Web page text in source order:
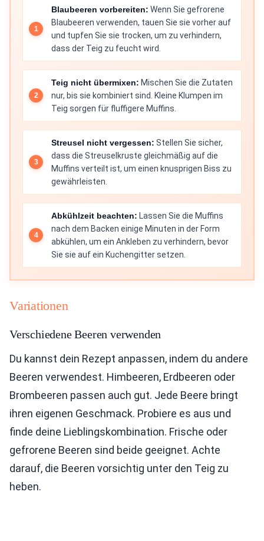
Blaubeeren vorbereiten: Wenn Sie gefrorene
Blaubeeren verwenden, tauen Sie sie vorher auf
und tupfen Sie sie trocken, um zu verhindern,
dass der Teig zu feucht wird.
Teig nicht übermixen: Mischen Sie die Zutaten
nur, bis sie kombiniert sind. Kleine Klumpen im
Teig sorgen für fluffigere Muffins.
Streusel nicht vergessen: Stellen Sie sicher,
dass die Streuselkruste gleichmäßig auf die
Muffins verteilt ist, um einen knusprigen Biss zu
gewährleisten.
Abkühlzeit beachten: Lassen Sie die Muffins
nach dem Backen einige Minuten in der Form
abkühlen, um ein Ankleben zu verhindern, bevor
Sie sie auf ein Kuchengitter setzen.
Variationen
Verschiedene Beeren verwenden
Du kannst dein Rezept anpassen, indem du andere
Beeren verwendest. Himbeeren, Erdbeeren oder
Brombeeren passen auch gut. Jede Beere bringt
ihren eigenen Geschmack. Probiere es aus und
finde deine Lieblingskombination. Frische oder
gefrorene Beeren sind beide geeignet. Achte
darauf, die Beeren vorsichtig unter den Teig zu
heben.